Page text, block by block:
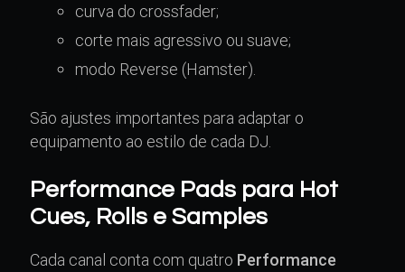
curva do crossfader;
corte mais agressivo ou suave;
modo Reverse (Hamster).
São ajustes importantes para adaptar o
equipamento ao estilo de cada DJ.
Performance Pads para Hot
Cues, Rolls e Samples
Cada canal conta com quatro Performance